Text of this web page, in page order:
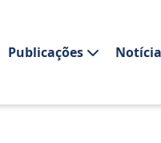
Publicações